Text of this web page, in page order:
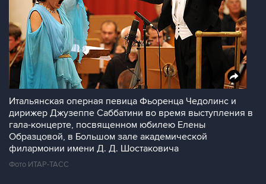
Итальянская оперная певица Фьоренца Чедолинс и
дирижер Джузеппе Саббатини во время выступления в
гала-концерте, посвященном юбилею Елены
Образцовой, в Большом зале академической
филармонии имени Д. Д. Шостаковича
Фото ИТАР-ТАСС